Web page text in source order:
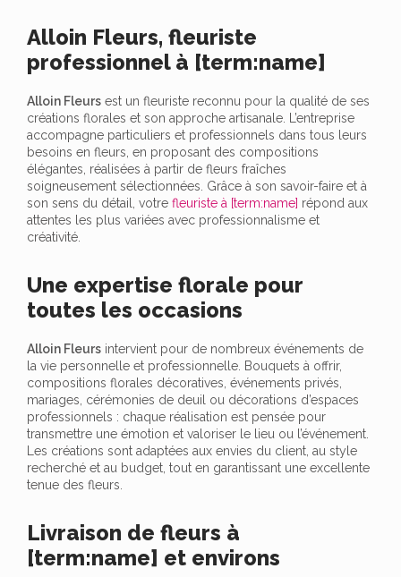
Alloin Fleurs, fleuriste
professionnel à [term:name]
Alloin Fleurs est un fleuriste reconnu pour la qualité de ses
créations florales et son approche artisanale. L’entreprise
accompagne particuliers et professionnels dans tous leurs
besoins en fleurs, en proposant des compositions
élégantes, réalisées à partir de fleurs fraîches
soigneusement sélectionnées. Grâce à son savoir-faire et à
son sens du détail, votre fleuriste à [term:name] répond aux
attentes les plus variées avec professionnalisme et
créativité.
Une expertise florale pour
toutes les occasions
Alloin Fleurs intervient pour de nombreux événements de
la vie personnelle et professionnelle. Bouquets à offrir,
compositions florales décoratives, événements privés,
mariages, cérémonies de deuil ou décorations d’espaces
professionnels : chaque réalisation est pensée pour
transmettre une émotion et valoriser le lieu ou l’événement.
Les créations sont adaptées aux envies du client, au style
recherché et au budget, tout en garantissant une excellente
tenue des fleurs.
Livraison de fleurs à
[term:name] et environs